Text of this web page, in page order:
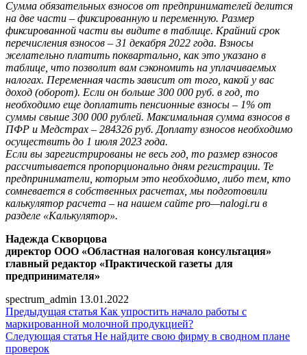
Сумма обязательных взносов от предпринимателей делится
на две части – фиксированную и переменную. Размер
фиксированной части вы видите в таблице. Крайний срок
перечисления взносов – 31 декабря 2022 года. Взносы
желательно платить поквартально, как это указано в
таблице, что позволит вам сэкономить на уплачиваемых
налогах. Переменная часть зависит от того, какой у вас
доход (оборот). Если он больше 300 000 руб. в год, то
необходимо еще доплатить пенсионные взносы – 1% от
суммы свыше 300 000 рублей. Максимальная сумма взносов в
ПФР и Медстрах – 284326 руб. Доплату взносов необходимо
осуществить до 1 июля 2023 года.
Если вы зарегистрированы не весь год, то размер взносов
рассчитывается пропорционально дням регистрации. Те
предприниматели, которым это необходимо, либо тем, кто
сомневается в собственных расчетах, мы подготовили
калькулятор расчета – на нашем сайте pro—nalogi.ru в
разделе «Калькулятор».
Надежда Скворцова
директор ООО «Областная налоговая консультация»
главный редактор «Практической газеты для
предпринимателя»
spectrum_admin 13.01.2022
Предыдущая статья Как упростить начало работы с
маркированной молочной продукцией?
Следующая статья Не найдите свою фирму в сводном плане
проверок